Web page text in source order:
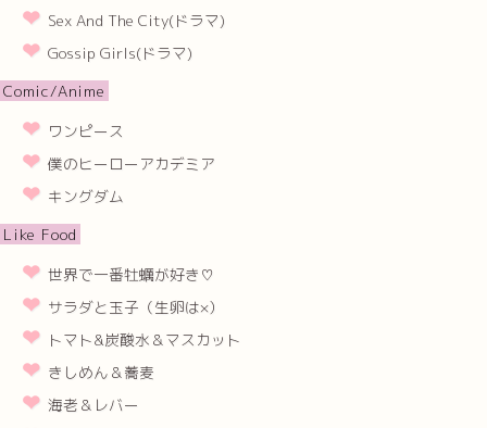
Sex And The City(ドラマ)
Gossip Girls(ドラマ)
Comic/Anime
ワンピース
僕のヒーローアカデミア
キングダム
Like Food
世界で一番牡蠣が好き♡
サラダと玉子（生卵は×）
トマト&炭酸水＆マスカット
きしめん＆蕎麦
海老＆レバー